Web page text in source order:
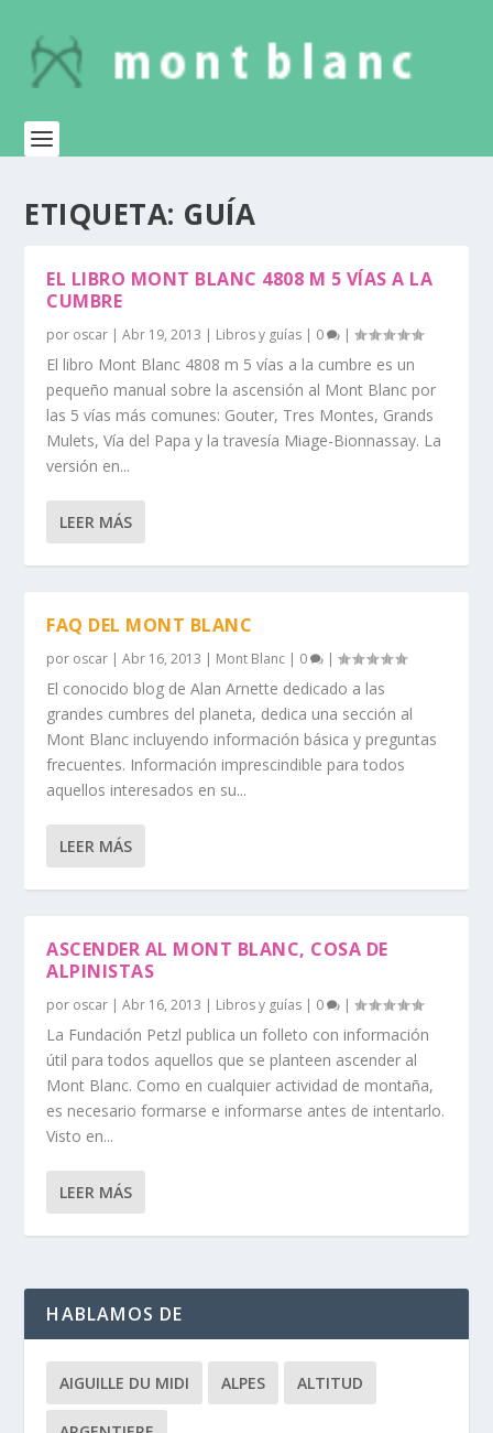
ETIQUETA: GUÍA
EL LIBRO MONT BLANC 4808 M 5 VÍAS A LA
CUMBRE
por oscar |Abr 19, 2013 | Libros y guías | 0 |
El libro Mont Blanc 4808 m 5 vías a la cumbre es un
pequeño manual sobre la ascensión al Mont Blanc por
las 5 vías más comunes: Gouter, Tres Montes, Grands
Mulets, Vía del Papa y la travesía Miage-Bionnassay. La
versión en...
LEER MÁS
FAQ DEL MONT BLANC
por oscar |Abr 16, 2013 | Mont Blanc | 0 |
El conocido blog de Alan Arnette dedicado a las
grandes cumbres del planeta, dedica una sección al
Mont Blanc incluyendo información básica y preguntas
frecuentes. Información imprescindible para todos
aquellos interesados en su...
LEER MÁS
ASCENDER AL MONT BLANC, COSA DE
ALPINISTAS
por oscar |Abr 16, 2013 | Libros y guías | 0 |
La Fundación Petzl publica un folleto con información
útil para todos aquellos que se planteen ascender al
Mont Blanc. Como en cualquier actividad de montaña,
es necesario formarse e informarse antes de intentarlo.
Visto en...
LEER MÁS
HABLAMOS DE
AIGUILLE DU MIDI ALPES ALTITUD